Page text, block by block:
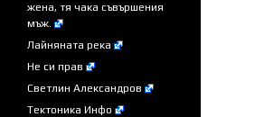
жена, тя чака съвършения
мъж.
Лайняната река
Не си прав
Светлин Александров
Тектоника Инфо